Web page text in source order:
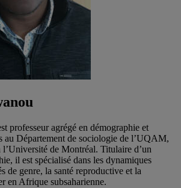
professeur agrégé en démographie et
au Département de sociologie de l’UQAM,
l’Université de Montréal. Titulaire d’un
il est spécialisé dans les dynamiques
de genre, la santé reproductive et la
en Afrique subsaharienne.